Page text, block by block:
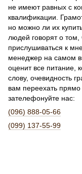
не имеют равных с
квалификации.
но можно ли их
людей говорят о
прислушиваться к
менеджер на самом
оценит все питание,
слову, очевидность
вам переехать
зателефонуйте нас:
(096) 888-05-66
(099) 137-55-99